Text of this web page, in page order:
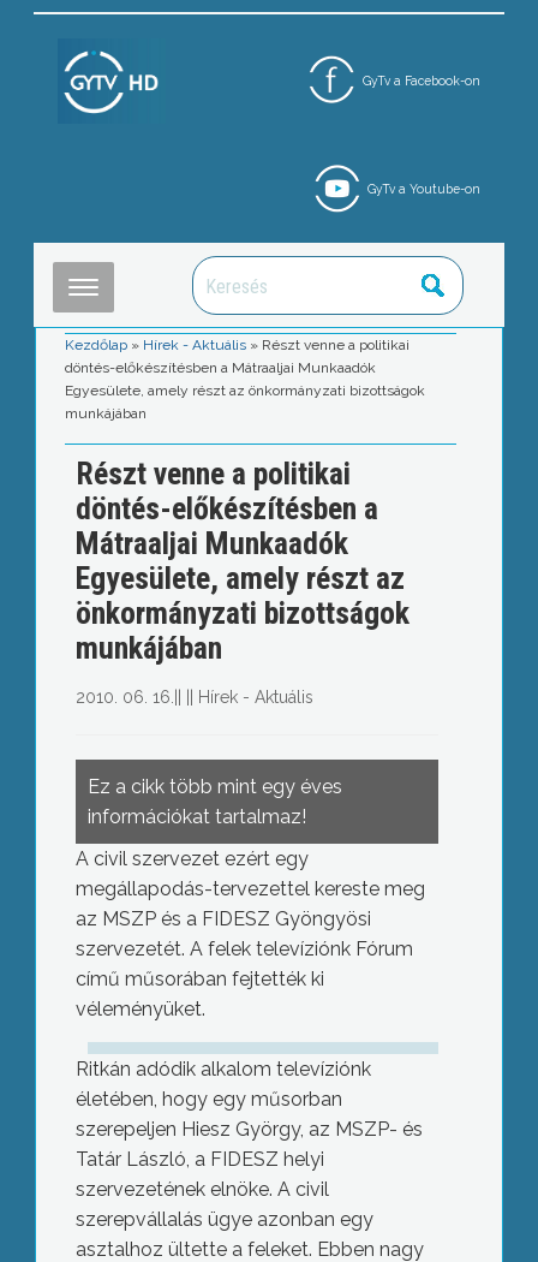
GyTv a Facebook-on
GyTv a Youtube-on
Kezdőlap » Hírek - Aktuális » Részt venne a politikai
döntés-előkészítésben a Mátraaljai Munkaadók
Egyesülete, amely részt az önkormányzati bizottságok
munkájában
Részt venne a politikai
döntés-előkészítésben a
Mátraaljai Munkaadók
Egyesülete, amely részt az
önkormányzati bizottságok
munkájában
2010. 06. 16. Hírek - Aktuális
Ez a cikk több mint egy éves
információkat tartalmaz!
A civil szervezet ezért egy
megállapodás-tervezettel kereste meg
az MSZP és a FIDESZ Gyöngyösi
szervezetét. A felek televíziónk Fórum
című műsorában fejtették ki
véleményüket.
Ritkán adódik alkalom televíziónk
életében, hogy egy műsorban
szerepeljen Hiesz György, az MSZP- és
Tatár László, a FIDESZ helyi
szervezetének elnöke. A civil
szerepvállalás ügye azonban egy
asztalhoz ültette a feleket. Ebben nagy